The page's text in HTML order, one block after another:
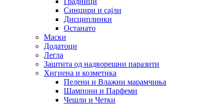
Синџири и сајли
Дисциплинки
Останато
Маски
Додатоци
Легла
Заштита од надворешни паразити
Хигиена и козметика
Пелени и Влажни марамчиња
Шампони и Парфеми
Чешли и Четки